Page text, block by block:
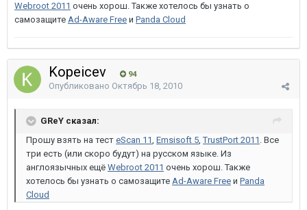
Webroot 2011 очень хорош. Также хотелось бы узнать о
самозащите Ad-Aware Free и Panda Cloud
Kopeicev 94
Опубликовано Октябрь 18, 2010
GReY сказал:
Прошу взять на тест eScan 11, Emsisoft 5,TrustPort 2011 . Все
три есть (или скоро будут) на русском языке. Из
англоязычных ещё Webroot 2011 очень хорош. Также
хотелось бы узнать о самозащите Ad-Aware Free и Panda
Cloud